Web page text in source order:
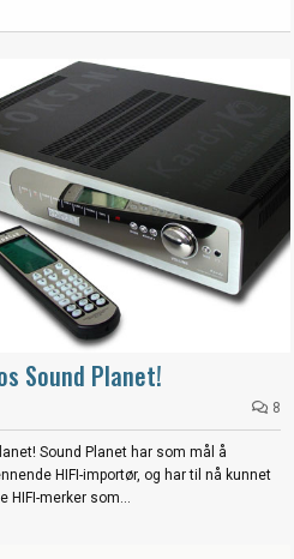
Sound Planet!
8
Sound Planet har som mål å
HIFI-importør, og har til nå kunnet
HIFI-merker som...